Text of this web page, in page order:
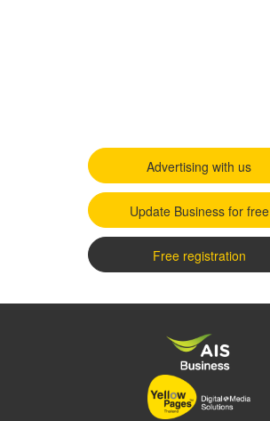
Advertising with us
Update Business for free
Free registration